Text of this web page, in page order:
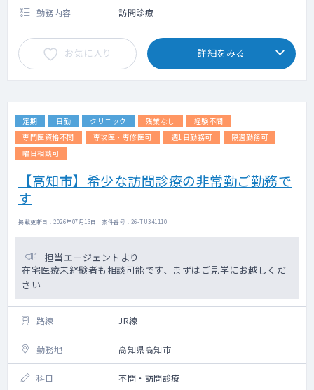
勤務内容 訪問診療
お気に入り 詳細をみる
定期 日勤 クリニック 残業なし
経験不問
専門医資格不問
専攻医・専修医可 週1日勤務可
隔週勤務可
曜日相談可
【高知市】希少な訪問診療の非常勤ご勤務で
す
掲載更新日 : 2026年07月13日 案件番号 : 26-TU341110
担当エージェントより
在宅医療未経験者も相談可能です、まずはご見学にお越しくだ
さい
路線 JR線
勤務地 高知県高知市
科目 不問・訪問診療